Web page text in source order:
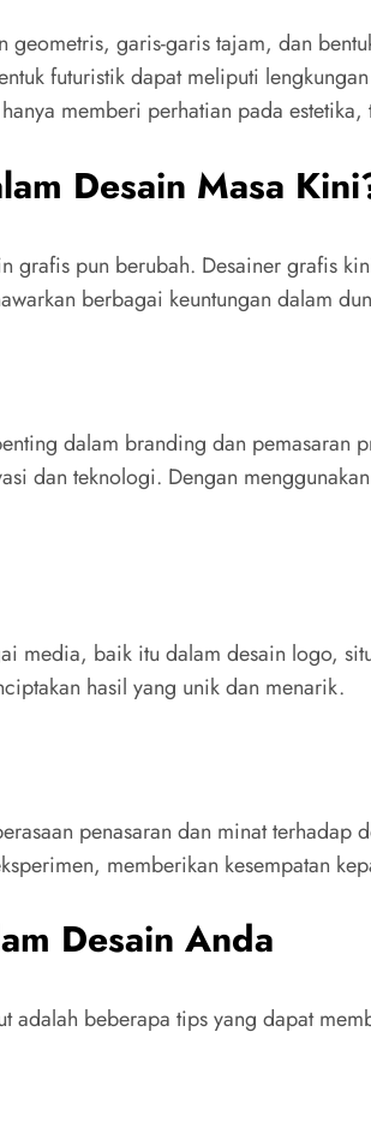
garis-garis tajam, dan
futuristik dapat meliputi
memberi perhatian pada
Desain Masa
pun berubah. Desainer grafis
berbagai keuntungan dalam
dalam branding dan pemasaran
dan teknologi. Dengan
media, baik itu dalam desain logo,
hasil yang unik dan menarik.
penasaran dan minat terhadap
memberikan kesempatan
Desain Anda
adalah beberapa tips yang dapat